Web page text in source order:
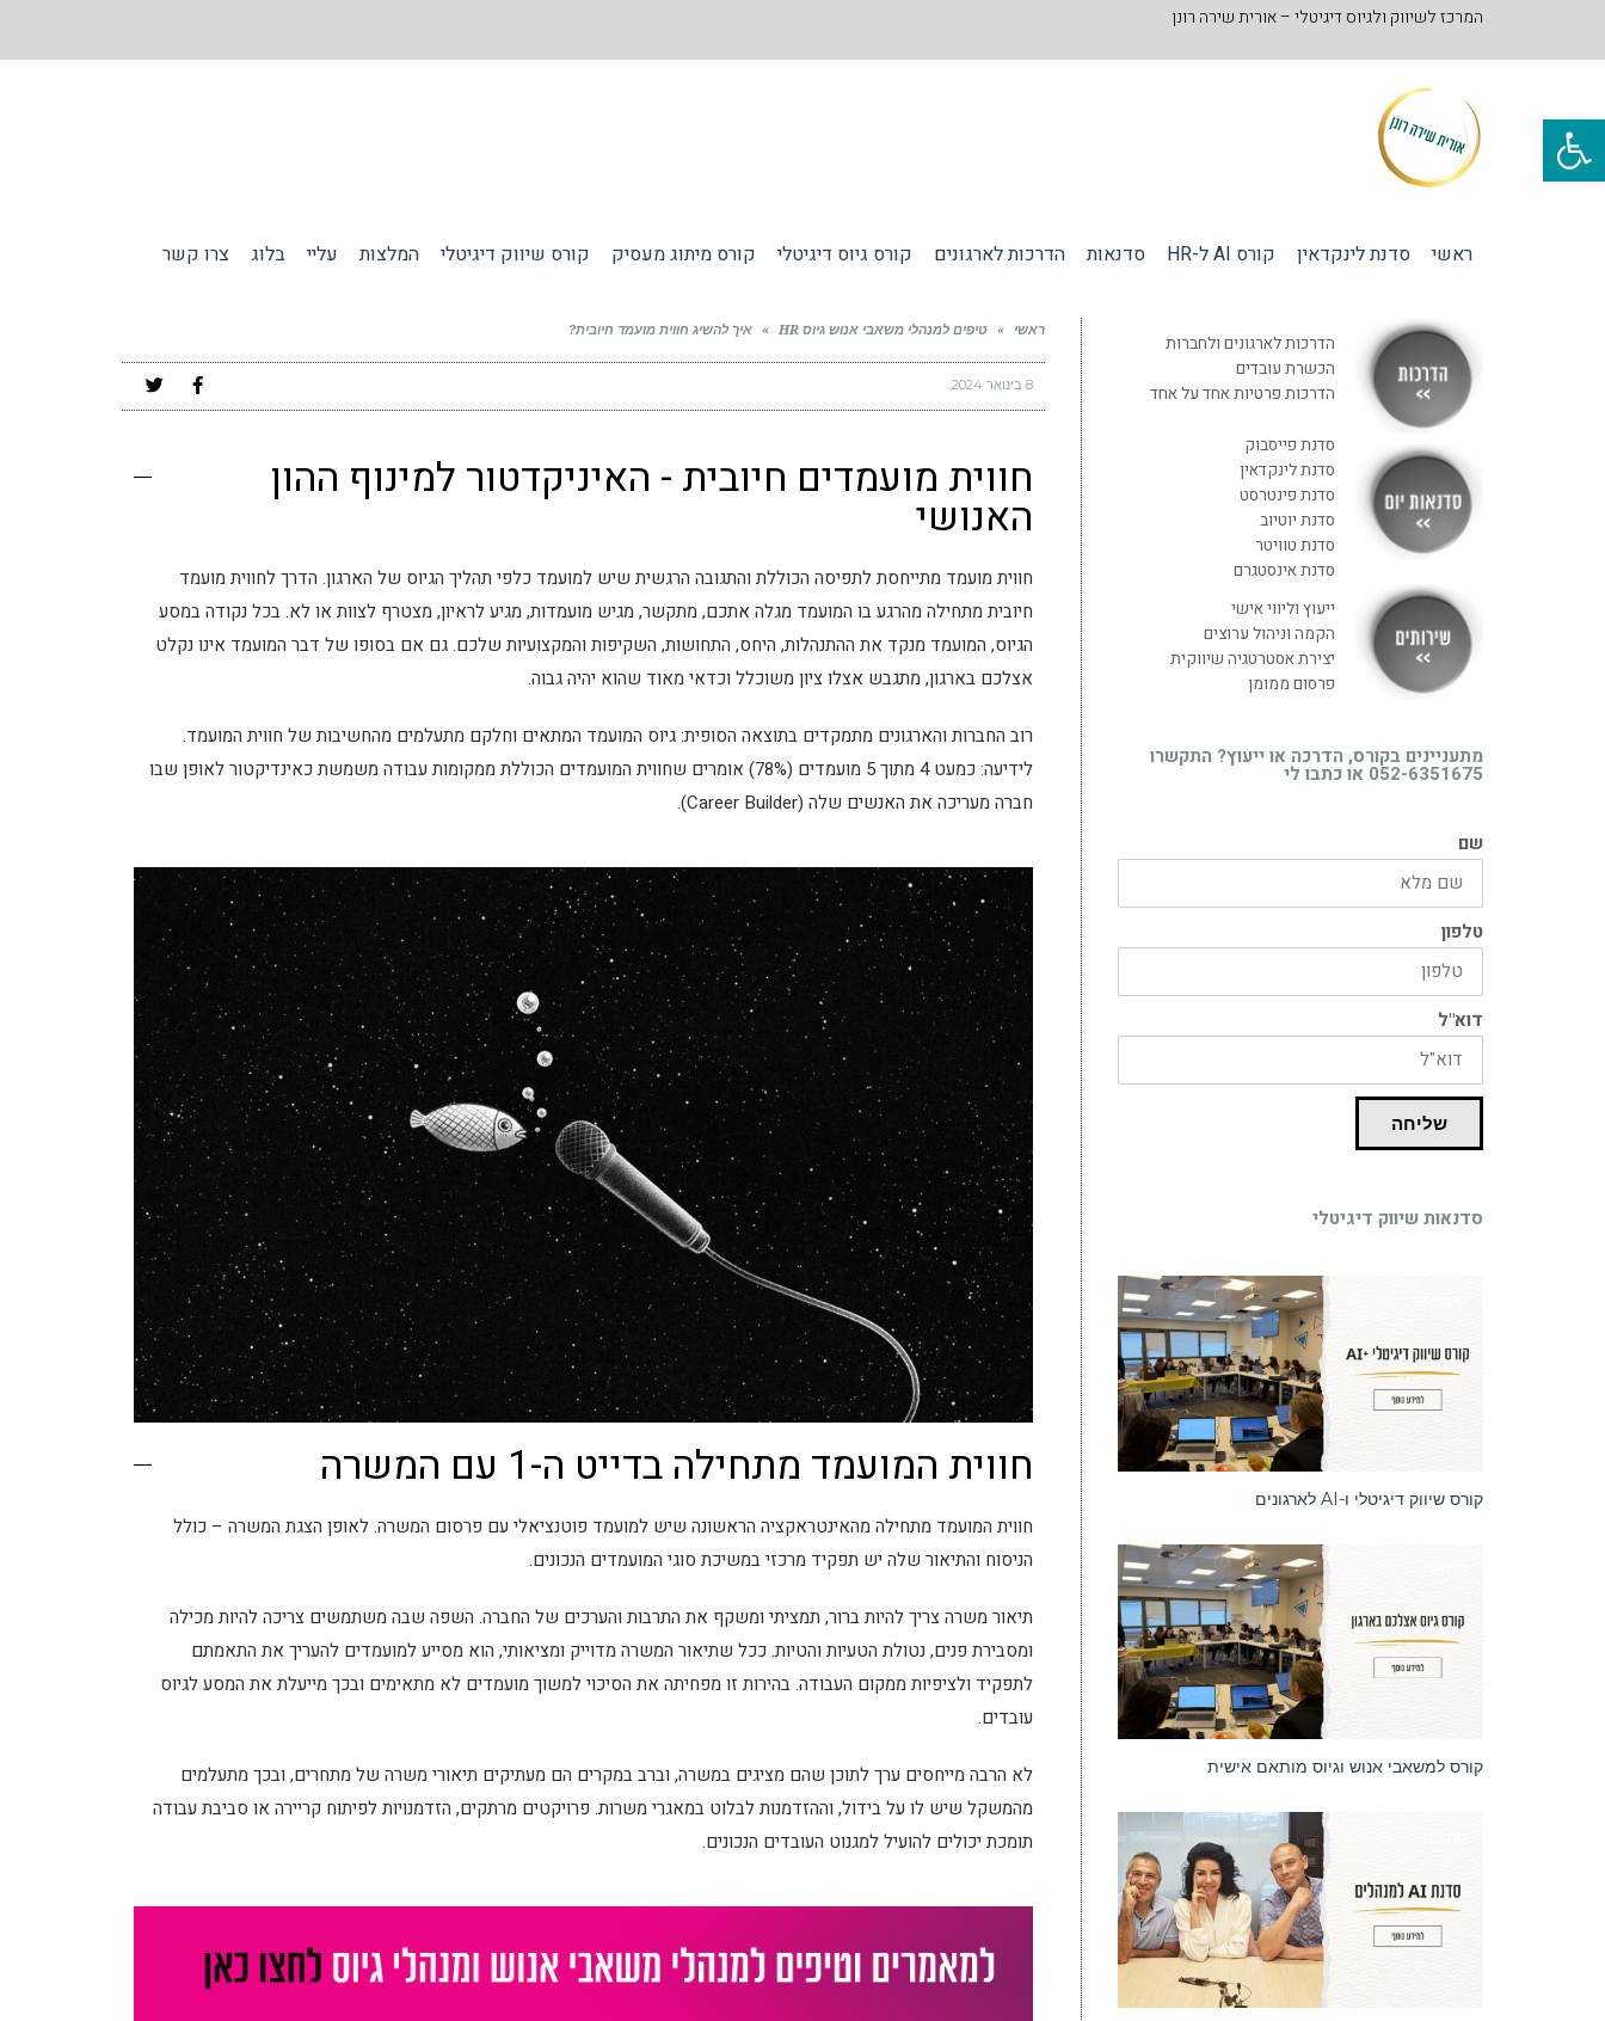
פתח סרגל נגישות
המרכז לשיווק ולגיוס דיגיטלי – אורית שירה רונן
ראשי סדנת לינקדאין קורס AI ל-HR סדנאות הדרכות לארגונים קורס גיוס דיגיטלי קורס מיתוג מעסיק קורס שיווק דיגיטלי המלצות עליי בלוג צרו קשר
ראשי » טיפים למנהלי משאבי אנוש גיוס HR » איך להשיג חווית מועמד חיובית?
8 בינואר 2024
חווית מועמדים חיובית - האיניקדטור למינוף ההון
האנושי
חווית מועמד מתייחסת לתפיסה הכוללת והתגובה הרגשית שיש למועמד כלפי תהליך הגיוס של הארגון. הדרך לחווית מועמד
חיובית מתחילה מהרגע בו המועמד מגלה אתכם, מתקשר, מגיש מועמדות, מגיע לראיון, מצטרף לצוות או לא. בכל נקודה במסע
הגיוס, המועמד מנקד את ההתנהלות, היחס, התחושות, השקיפות והמקצועיות שלכם. גם אם בסופו של דבר המועמד אינו נקלט
אצלכם בארגון, מתגבש אצלו ציון משוכלל וכדאי מאוד שהוא יהיה גבוה.
רוב החברות והארגונים מתמקדים בתוצאה הסופית: גיוס המועמד המתאים וחלקם מתעלמים מהחשיבות של חווית המועמד.
לידיעה: כמעט 4 מתוך 5 מועמדים (78%) אומרים שחווית המועמדים הכוללת ממקומות עבודה משמשת כאינדיקטור לאופן שבו
חברה מעריכה את האנשים שלה (Career Builder).
חווית המועמד מתחילה בדייט ה-1 עם המשרה
חווית המועמד מתחילה מהאינטראקציה הראשונה שיש למועמד פוטנציאלי עם פרסום המשרה. לאופן הצגת המשרה – כולל
הניסוח והתיאור שלה יש תפקיד מרכזי במשיכת סוגי המועמדים הנכונים.
תיאור משרה צריך להיות ברור, תמציתי ומשקף את התרבות והערכים של החברה. השפה שבה משתמשים צריכה להיות מכילה
ומסבירת פנים, נטולת הטעיות והטיות. ככל שתיאור המשרה מדוייק ומציאותי, הוא מסייע למועמדים להעריך את התאמתם
לתפקיד ולציפיות ממקום העבודה. בהירות זו מפחיתה את הסיכוי למשוך מועמדים לא מתאימים ובכך מייעלת את המסע לגיוס
עובדים.
לא הרבה מייחסים ערך לתוכן שהם מציגים במשרה, וברב במקרים הם מעתיקים תיאורי משרה של מתחרים, ובכך מתעלמים
מהמשקל שיש לו על בידול, וההזדמנות לבלוט במאגרי משרות. פרויקטים מרתקים, הזדמנויות לפיתוח קריירה או סביבת עבודה
תומכת יכולים להועיל למגנוט העובדים הנכונים.
הדרכות לארגונים ולחברות
הכשרת עובדים
הדרכות פרטיות אחד על אחד
סדנת פייסבוק
סדנת לינקדאין
סדנת פינטרסט
סדנת יוטיוב
סדנת טוויטר
סדנת אינסטגרם
ייעוץ וליווי אישי
הקמה וניהול ערוצים
יצירת אסטרטגיה שיווקית
פרסום ממומן
מתעניינים בקורס, הדרכה או ייעוץ? התקשרו
052-6351675 או כתבו לי
שם
טלפון
דוא"ל
שליחה
סדנאות שיווק דיגיטלי
קורס שיווק דיגיטלי ו-AI לארגונים
קורס למשאבי אנוש וגיוס מותאם אישית